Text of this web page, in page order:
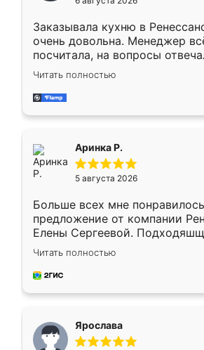
мебели буду заказывать
Заказывала кухню в
очень довольна. Менеджер
посчитала, на вопросы
Замерщик приехал в субботу,
делу со всей
за день, ребята работали
Читать полностью
Аринка Р.
5 августа 2026
Больше всех мне понравилось
предложение от компании
Елены Сергеевой.
короткие сроки
для замера сотрудник
предложил по моему эскизу
Читать полностью
Ярослава